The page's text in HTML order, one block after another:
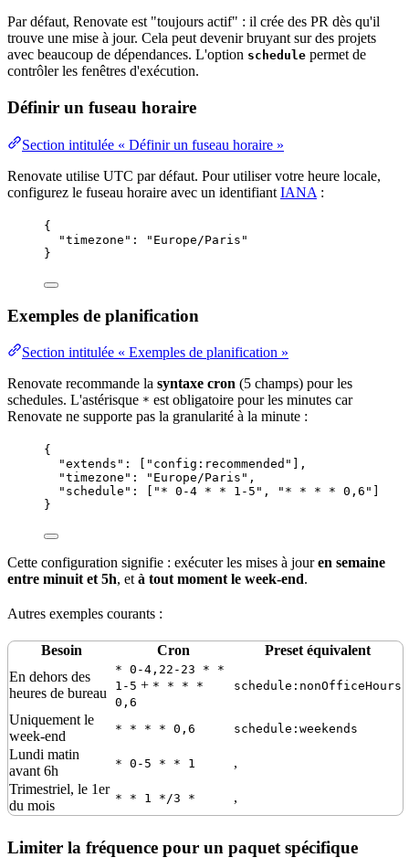
Par défaut, Renovate est "toujours actif" : il crée des PR dès qu'il
trouve une mise à jour. Cela peut devenir bruyant sur des projets
avec beaucoup de dépendances. L'option schedule permet de
contrôler les fenêtres d'exécution.
Définir un fuseau horaire
Section intitulée « Définir un fuseau horaire »
Renovate utilise UTC par défaut. Pour utiliser votre heure locale,
configurez le fuseau horaire avec un identifiant IANA :
{
"timezone" : " Europe/Paris "
}
Exemples de planification
Section intitulée « Exemples de planification »
Renovate recommande la syntaxe cron (5 champs) pour les
schedules. L'astérisque * est obligatoire pour les minutes car
Renovate ne supporte pas la granularité à la minute :
{
"extends" : [ " config:recommended "
],
"timezone" : " Europe/Paris " ,
"schedule" : [ " * 0-4 * * 1-5 " , " * * * * 0,6 "
}
Cette configuration signifie : exécuter les mises à jouren semaine
entre minuit et 5h, et à tout moment le week-end.
Autres exemples courants :
Besoin Cron
Preset équivalent
En dehors des
heures de bureau
* 0-4,22-23 * *
1-5 + * * * *
0,6
schedule:nonOfficeHours
Uniquement le
week-end
* * * * 0,6 schedule:weekends
Lundi matin
avant 6h
* 0-5 * * 1
,
Trimestriel, le 1er
du mois
* * 1 */3 * ,
Limiter la fréquence pour un paquet spécifique